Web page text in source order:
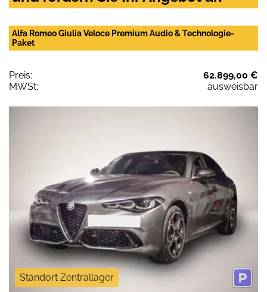
Alfa Romeo Giulia Veloce Premium Audio & Technologie-
Paket
Preis:
62.899,00 €
MWSt:
ausweisbar
Standort Zentrallager